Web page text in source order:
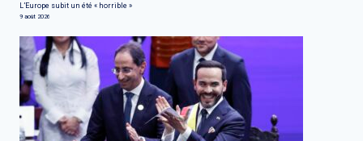
L’Europe subit un été « horrible »
9 août 2026